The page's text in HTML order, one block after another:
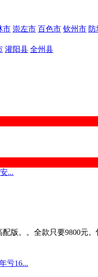
市 崇左市 百色市 钦州市 防
灌阳县 全州县
...
版。。全款只要9800元。
亏16...